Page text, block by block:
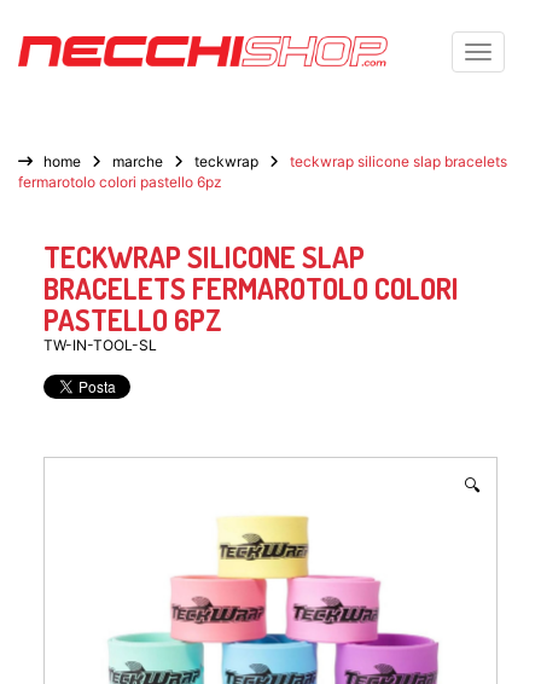
Toggle
home marche teckwrap
teckwrap silicone slap bracelets
fermarotolo colori pastello 6pz
TECKWRAP SILICONE SLAP
BRACELETS FERMAROTOLO COLORI
PASTELLO 6PZ
TW-IN-TOOL-SL
🔍